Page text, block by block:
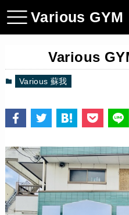
Various GYM
Various
Various 蘇我